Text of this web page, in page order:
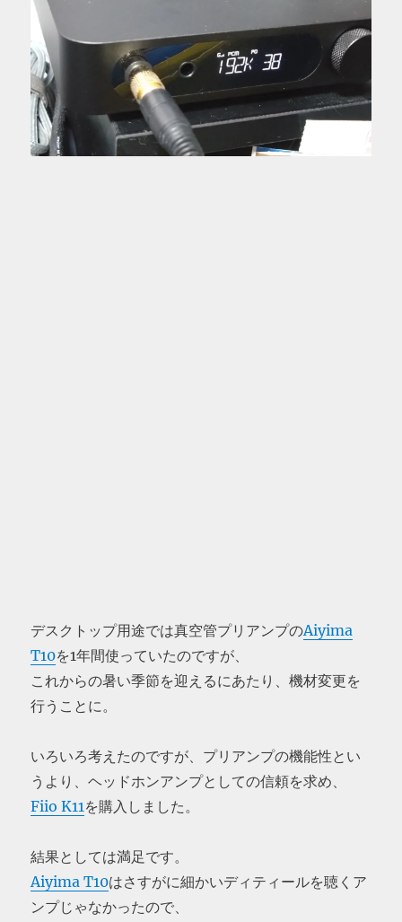
デスクトップ用途では真空管プリアンプのAiyima
T10を1年間使っていたのですが、
これからの暑い季節を迎えるにあたり、機材変更を
行うことに。
いろいろ考えたのですが、プリアンプの機能性とい
うより、ヘッドホンアンプとしての信頼を求め、
Fiio K11を購入しました。
結果としては満足です。
Aiyima T10はさすがに細かいディティールを聴くア
ンプじゃなかったので、